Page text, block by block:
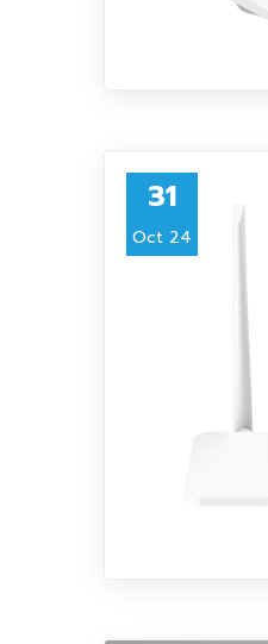
31
Oct 24